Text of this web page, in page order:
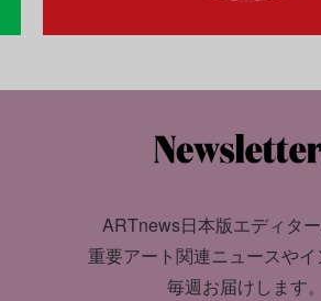
ARTnews日本版エディタ
重要アート関連ニュースや
毎週お届けします。